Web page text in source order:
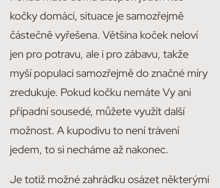
kočky domácí, situace je samozřejmě
částečně vyřešena. Většina koček neloví
jen pro potravu, ale i pro zábavu, takže
myší populaci samozřejmě do značné míry
zredukuje. Pokud kočku nemáte Vy ani
případní sousedé, můžete využít další
možnost. A kupodivu to není trávení
jedem, to si necháme až nakonec.
Je totiž možné zahrádku osázet některými